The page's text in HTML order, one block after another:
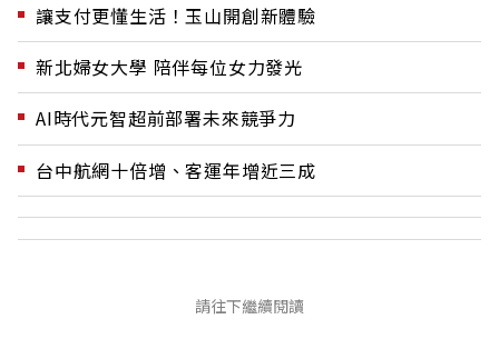
讓支付更懂生活！玉山開創新體驗
新北婦女大學 陪伴每位女力發光
AI時代元智超前部署未來競爭力
台中航網十倍增、客運年增近三成
請往下繼續閱讀